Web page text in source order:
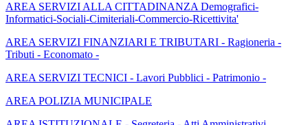
AREA SERVIZI ALLA CITTADINANZA Demografici-
Informatici-Sociali-Cimiteriali-Commercio-Ricettivita'
AREA SERVIZI FINANZIARI E TRIBUTARI - Ragioneria -
Tributi - Economato -
AREA SERVIZI TECNICI - Lavori Pubblici - Patrimonio -
AREA POLIZIA MUNICIPALE